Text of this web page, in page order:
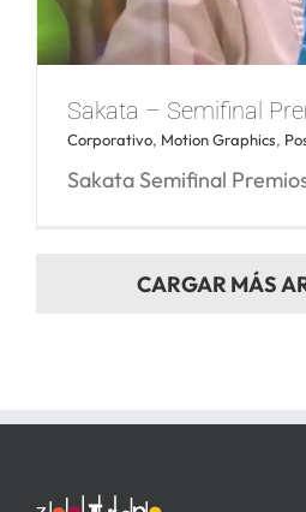
Intro Premios
Sakata – Semifinal
Corporativo, Motion Graphics,
Sakata Semifinal
CARGAR MÁS